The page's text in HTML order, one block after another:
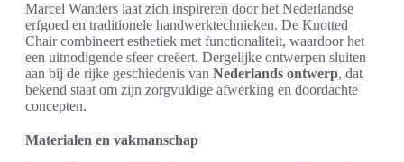
Marcel Wanders laat zich inspireren door het Nederlandse
erfgoed en traditionele handwerktechnieken. De Knotted
Chair combineert esthetiek met functionaliteit, waardoor het
een uitnodigende sfeer creëert. Dergelijke ontwerpen sluiten
aan bij de rijke geschiedenis van Nederlands ontwerp, dat
bekend staat om zijn zorgvuldige afwerking en doordachte
concepten.
Materialen en vakmanschap